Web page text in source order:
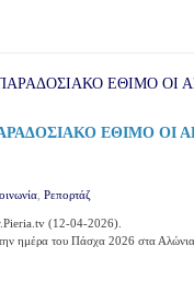
ΕΘΙΜΟ ΟΙ
Ρεπορτάζ
(12-04-2026).
ημέρα του Πάσχα 2026 στα